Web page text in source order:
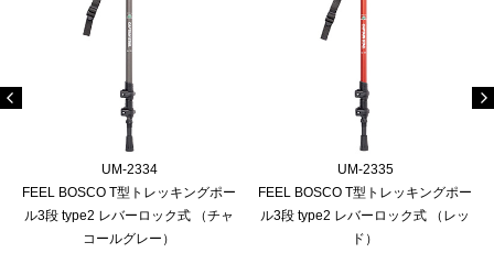
UM-2334
FEEL BOSCO T型トレッキングポー
ル3段 type2 レバーロック式 （チャ
コールグレー）
UM-2335
FEEL BOSCO T型トレッキングポー
ル3段 type2 レバーロック式 （レッ
ド）